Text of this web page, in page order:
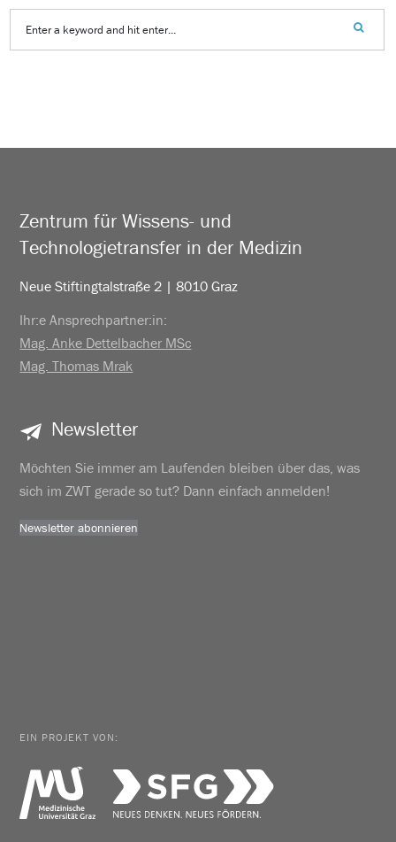
Zentrum für Wissens- und
Technologietransfer in der Medizin
Neue Stiftingtalstraße 2 | 8010 Graz
Ihr:e Ansprechpartner:in:
Mag. Anke Dettelbacher MSc
Mag. Thomas Mrak
Newsletter
Möchten Sie immer am Laufenden bleiben über das, was
sich im ZWT gerade so tut? Dann einfach anmelden!
Newsletter abonnieren
EIN PROJEKT VON: